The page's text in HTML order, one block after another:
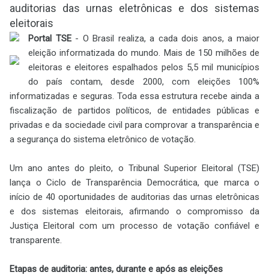
auditorias das urnas eletrônicas e dos sistemas
eleitorais
Portal TSE- O Brasil realiza, a cada dois anos, a maior
eleição informatizada do mundo. Mais de 150 milhões de
eleitoras e eleitores espalhados pelos 5,5 mil municípios
do país contam, desde 2000, com eleições 100%
informatizadas e seguras. Toda essa estrutura recebe ainda a
fiscalização de partidos políticos, de entidades públicas e
privadas e da sociedade civil para comprovar a transparência e
a segurança do sistema eletrônico de votação.
Um ano antes do pleito, o Tribunal Superior Eleitoral (TSE)
lança o Ciclo de Transparência Democrática, que marca o
início de 40 oportunidades de auditorias das urnas eletrônicas
e dos sistemas eleitorais, afirmando o compromisso da
Justiça Eleitoral com um processo de votação confiável e
transparente.
Etapas de auditoria: antes, durante e após as eleições